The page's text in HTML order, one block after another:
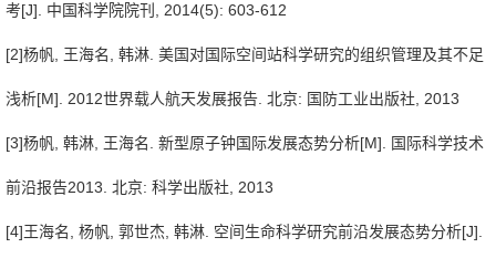
考[J]. 中国科学院院刊, 2014(5): 603-612
[2]杨帆, 王海名, 韩淋. 美国对国际空间站科学研究的组织管理及其不足
浅析[M]. 2012世界载人航天发展报告. 北京: 国防工业出版社, 2013
[3]杨帆, 韩淋, 王海名. 新型原子钟国际发展态势分析[M]. 国际科学技术
前沿报告2013. 北京: 科学出版社, 2013
[4]王海名, 杨帆, 郭世杰, 韩淋. 空间生命科学研究前沿发展态势分析[J].